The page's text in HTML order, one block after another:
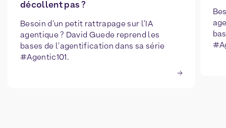
décollent pas ?
Besoin d'un petit rattrapage sur l'IA
agentique ? David Guede reprend les
bases de l'agentification dans sa série
#Agentic101.